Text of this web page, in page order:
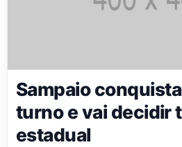
Sampaio
turno e vai decidir
estadual